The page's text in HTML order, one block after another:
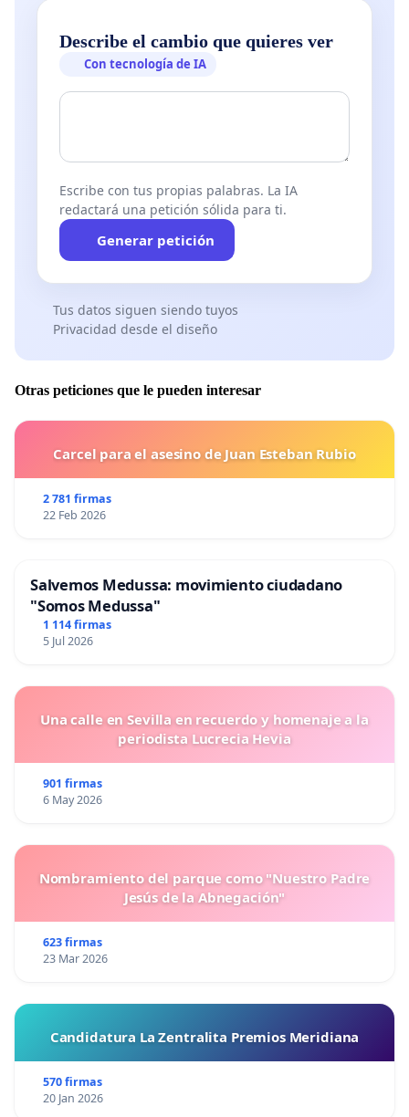
Describe el cambio que quieres ver
Con tecnología de IA
Escribe con tus propias palabras. La IA
redactará una petición sólida para ti.
Generar petición
Tus datos siguen siendo tuyos
Privacidad desde el diseño
Otras peticiones que le pueden interesar
Carcel para el asesino de Juan Esteban Rubio
2 781 firmas
22 Feb 2026
Salvemos Medussa: movimiento ciudadano
"Somos Medussa"
1 114 firmas
5 Jul 2026
Una calle en Sevilla en recuerdo y homenaje a la
periodista Lucrecia Hevia
901 firmas
6 May 2026
Nombramiento del parque como "Nuestro Padre
Jesús de la Abnegación"
623 firmas
23 Mar 2026
Candidatura La Zentralita Premios Meridiana
570 firmas
20 Jan 2026